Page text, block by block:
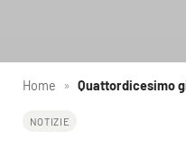
Home » Quattordicesimo
NOTIZIE